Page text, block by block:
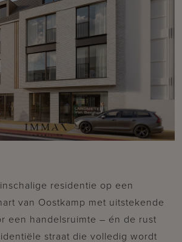
residentie op een
van Oostkamp met uitstekende
een handelsruimte – én de rust
straat die volledig wordt